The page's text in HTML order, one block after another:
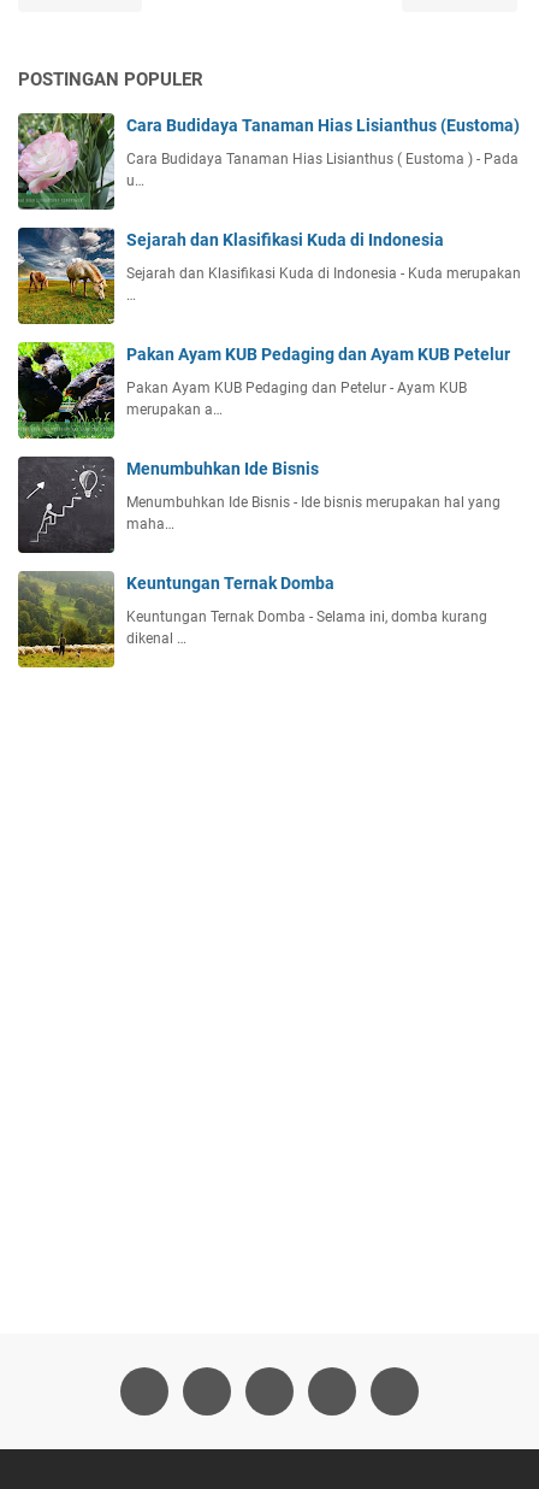
POSTINGAN POPULER
Cara Budidaya Tanaman Hias Lisianthus (Eustoma)
Cara Budidaya Tanaman Hias Lisianthus ( Eustoma ) - Pada
u…
Sejarah dan Klasifikasi Kuda di Indonesia
Sejarah dan Klasifikasi Kuda di Indonesia - Kuda merupakan
…
Pakan Ayam KUB Pedaging dan Ayam KUB Petelur
Pakan Ayam KUB Pedaging dan Petelur - Ayam KUB
merupakan a…
Menumbuhkan Ide Bisnis
Menumbuhkan Ide Bisnis - Ide bisnis merupakan hal yang
maha…
Keuntungan Ternak Domba
Keuntungan Ternak Domba - Selama ini, domba kurang
dikenal …